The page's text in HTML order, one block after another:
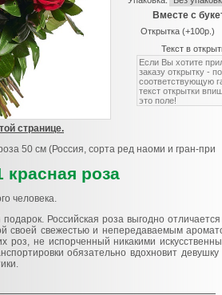
Вместе с
Открытка (+100р.)
Текст в
странице.
50 см (Россия, сорта ред наоми и гран-при
красная роза
человека.
Российская роза выгодно
своей свежестью и непередаваемым
роз, не испорченный никакими
обязательно вдохновит